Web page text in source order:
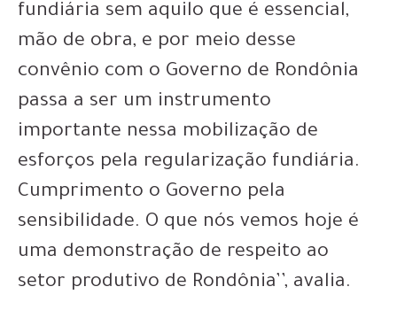
fundiária sem aquilo que é essencial,
mão de obra, e por meio desse
convênio com o Governo de Rondônia
passa a ser um instrumento
importante nessa mobilização de
esforços pela regularização fundiária.
Cumprimento o Governo pela
sensibilidade. O que nós vemos hoje é
uma demonstração de respeito ao
setor produtivo de Rondônia’’, avalia.